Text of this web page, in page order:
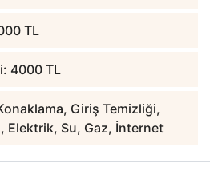
TL
4000 TL
Giriş Temizliği,
Elektrik, Su, Gaz, İnternet